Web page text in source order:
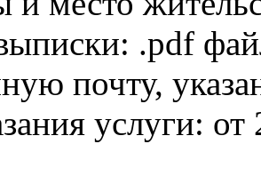
.pdf
почту,
услуги: от